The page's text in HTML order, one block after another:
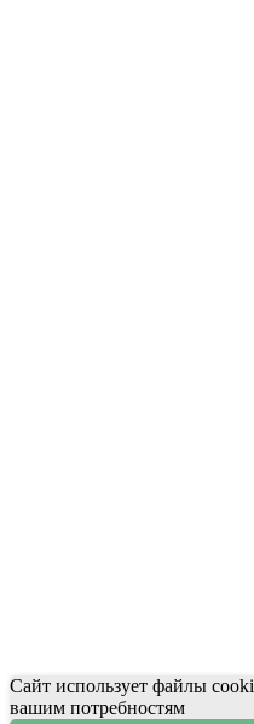
Сайт использует файлы
вашим потребностям